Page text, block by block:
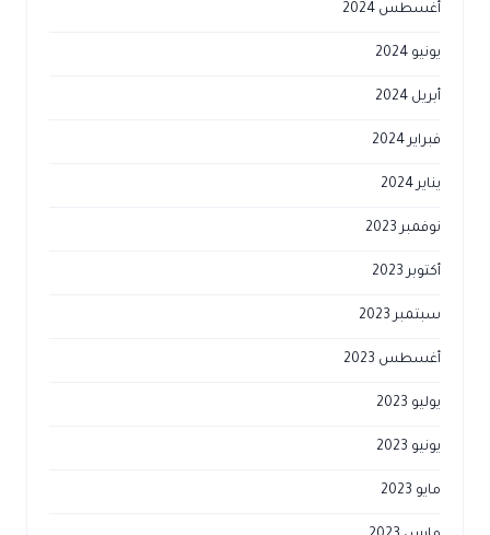
أغسطس 2024
يونيو 2024
أبريل 2024
فبراير 2024
يناير 2024
نوفمبر 2023
أكتوبر 2023
سبتمبر 2023
أغسطس 2023
يوليو 2023
يونيو 2023
مايو 2023